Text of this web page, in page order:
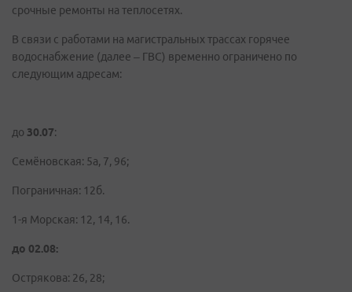
срочные ремонты на теплосетях.
В связи с работами на магистральных трассах горячее
водоснабжение (далее – ГВС) временно ограничено по
следующим адресам:
до 30.07:
Семёновская: 5а, 7, 96;
Пограничная: 12б.
1-я Морская: 12, 14, 16.
до 02.08:
Острякова: 26, 28;